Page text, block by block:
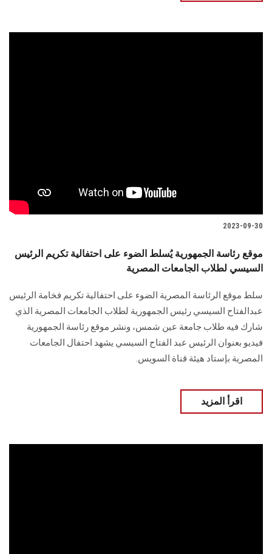
2023-09-30
موقع رئاسة الجمهورية يُسلط الضوء على احتفالية تكريم الرئيس
السيسي لطلاب الجامعات المصرية
سلط موقع الرئاسة المصرية الضوء على احتفالية تكريم فخامة الرئيس
عبدالفتاح السيسي رئيس الجمهورية لطلاب الجامعات المصرية الذي
شارك فيه طلاب جامعة عين شمس، ونشر موقع رئاسة الجمهورية
فيديو بعنوان الرئيس عبد الفتاح السيسي يشهد احتفال الجامعات
المصرية بإستاد هيئة قناة السويس.
اقرأ المزيد